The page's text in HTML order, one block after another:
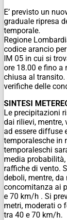
E’ previsto un
graduale ripresa
temporale.
Regione
codice arancio
IM 05 in cui si
ore 18.00 e fino a
chiusa al
verifiche delle
SINTESI
Le precipitazioni
dai rilievi, mentre,
ad essere diffuse
temporalesche in
temporaleschi
media
raffiche di vento.
deboli, mentre,
concomitanza ai
e 70 km/h . Si
metri, moderati o
tra 40 e 70 km/h.